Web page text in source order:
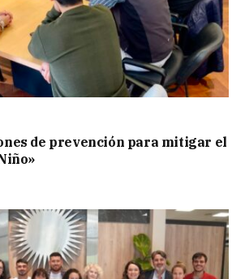
de prevención para mitigar el